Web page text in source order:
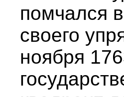
помчался
своего
ноября